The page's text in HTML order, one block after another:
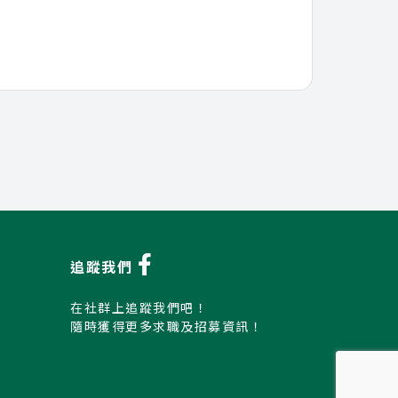
追蹤我們
在社群上追蹤我們吧！
隨時獲得更多求職及招募資訊！